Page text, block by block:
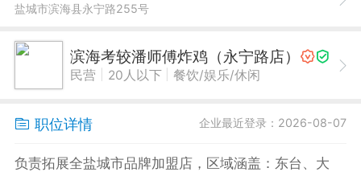
盐城市滨海县永宁路255号
滨海考较潘师傅炸鸡（永宁路店）
民营 20人以下 餐饮/娱乐/休闲
职位详情 企业最近登录：2026-08-07
负责拓展全盐城市品牌加盟店，区域涵盖：东台、大